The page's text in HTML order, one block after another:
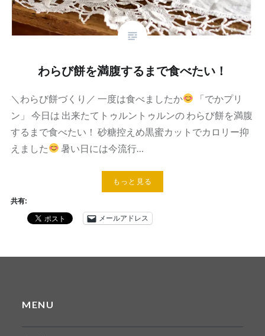
わらび餅を満腹するまで食べたい！
＼わらび餅づくり／ 一度は食べましたか
「でかプリ
ン」 今日は 出来たてトゥルントゥルンの わらび餅を満腹
するまで食べたい！ 砂糖控えめ黒蜜カットでカロリー抑
えました
暑い日には今流行…
もっと見る
共有:
メールアドレス
MENU